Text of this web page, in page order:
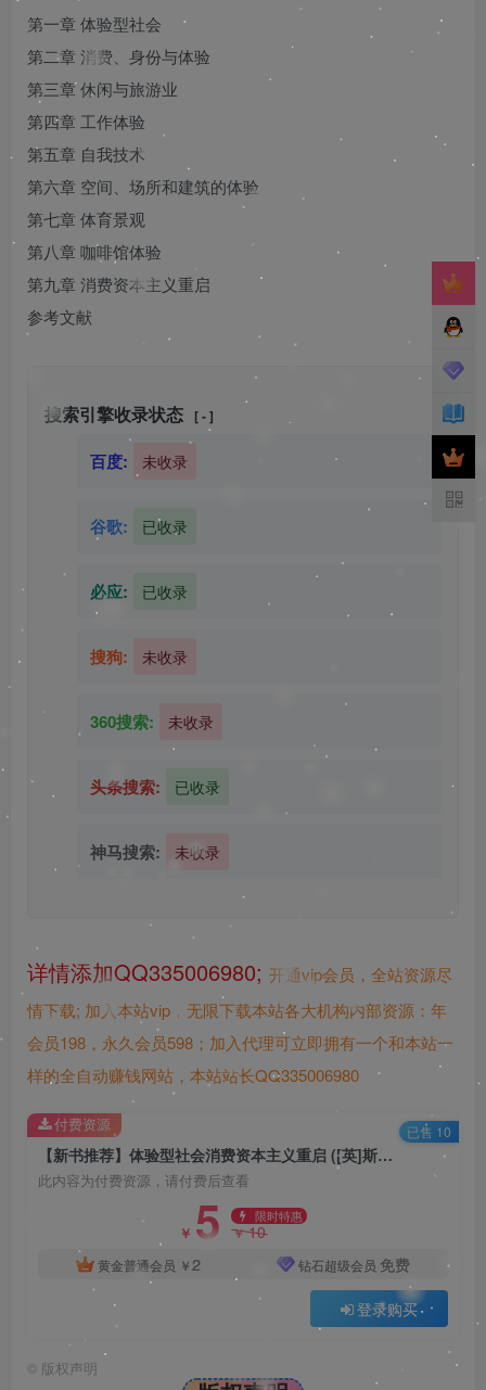
第一章 体验型社会
第二章 消费、身份与体验
第三章 休闲与旅游业
第四章 工作体验
第五章 自我技术
第六章 空间、场所和建筑的体验
第七章 体育景观
第八章 咖啡馆体验
第九章 消费资本主义重启
参考文献
搜索引擎收录状态 [ - ]
百度: 未收录
谷歌: 已收录
必应: 已收录
搜狗: 未收录
360搜索: 未收录
头条搜索: 已收录
神马搜索: 未收录
详情添加QQ335006980; 开通vip会员，全站资源尽
情下载; 加入本站vip，无限下载本站各大机构内部资源：年
会员198，永久会员598；加入代理可立即拥有一个和本站一
样的全自动赚钱网站，本站站长QQ335006980
【新书推荐】体验型社会消费资本主义重启 ([英]斯蒂芬·迈尔斯著,王雅杰 译)2023 pdf
此内容为付费资源，请付费后查看
￥ 5 限时特惠
￥10
黄金普通会员 ￥2 钻石超级会员 免费
登录购买
付费资源 已售 10
© 版权声明